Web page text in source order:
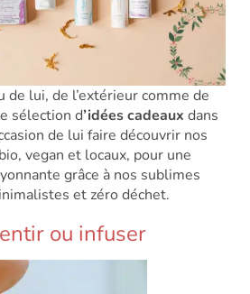
de lui, de l’extérieur comme de
sélection d’idées cadeaux dans
de lui faire découvrir nos
vegan et locaux, pour une
grâce à nos sublimes
et zéro déchet.
ou infuser